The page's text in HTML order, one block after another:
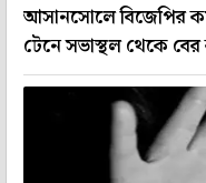
আসানসোলে বিজেপির
টেনে সভাস্থল থেকে